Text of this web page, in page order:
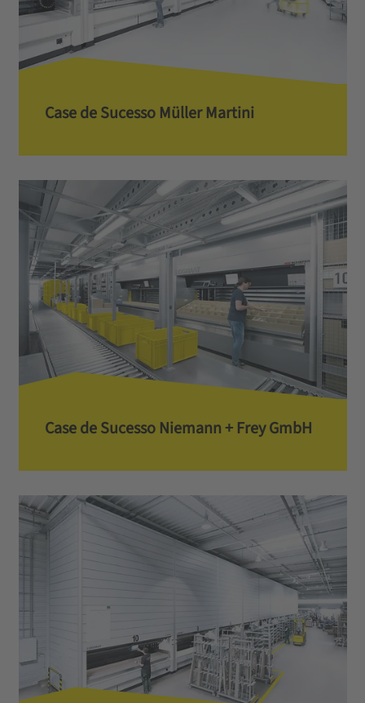
Case de Sucesso Müller Martini
Case de Sucesso Niemann + Frey GmbH